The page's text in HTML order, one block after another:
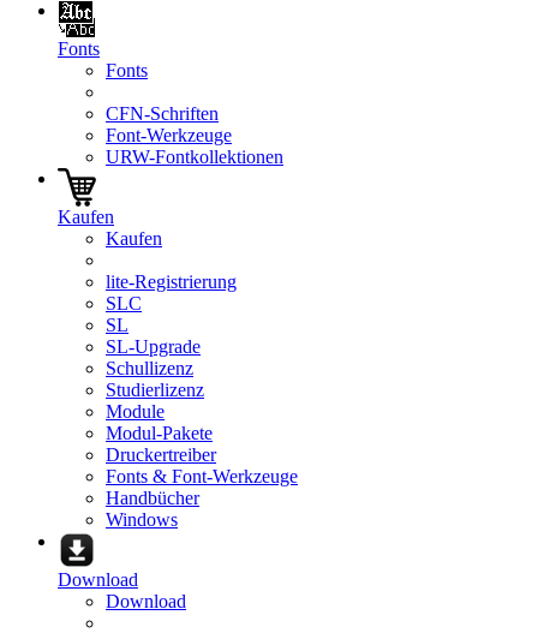
Fonts
Fonts
CFN-Schriften
Font-Werkzeuge
URW-Fontkollektionen
Kaufen
Kaufen
lite-Registrierung
SLC
SL
SL-Upgrade
Schullizenz
Studierlizenz
Module
Modul-Pakete
Druckertreiber
Fonts & Font-Werkzeuge
Handbücher
Windows
Download
Download